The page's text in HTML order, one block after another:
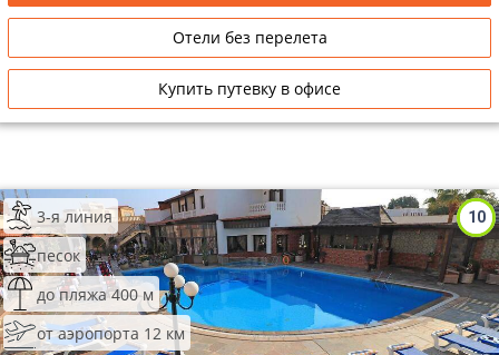
Отели без перелета
Купить путевку в офисе
10
3-я линия
песок
до пляжа 400 м
от аэропорта 12 км